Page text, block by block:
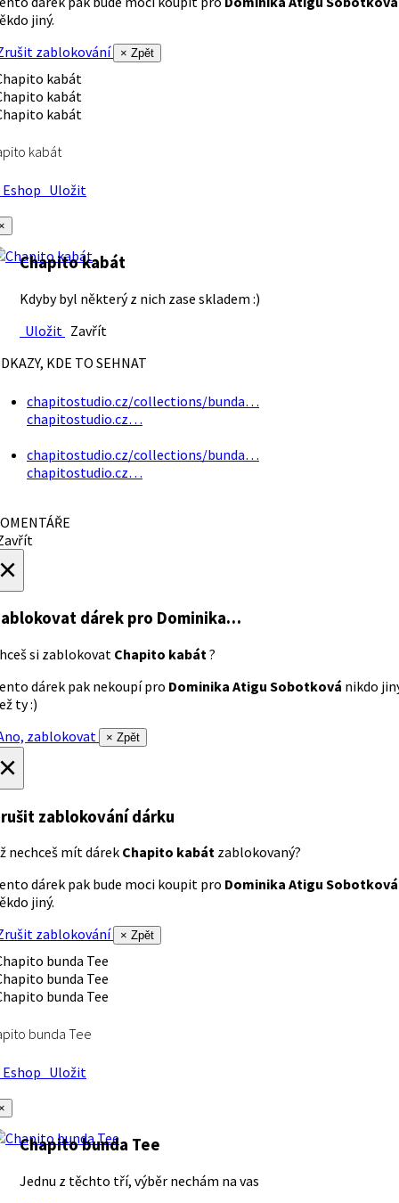
jiný.
zablokování
× Zpět
kabát
Uložit
Chapito kabát
Kdyby byl některý z nich zase skladem :)
Uložit Zavřít
KDE TO SEHNAT
chapitostudio.cz/collections/bunda…
chapitostudio.cz…
chapitostudio.cz/collections/bunda…
chapitostudio.cz…
dárek pro Dominika…
si zablokovat Chapito kabát ?
dárek pak nekoupí pro Dominika Atigu Sobotková nikdo
ty :)
zablokovat
× Zpět
zablokování dárku
nechceš mít dárek Chapito kabát zablokovaný?
dárek pak bude moci koupit pro Dominika Atigu Sobotková
jiný.
zablokování
× Zpět
bunda Tee
Uložit
Chapito bunda Tee
Jednu z těchto tří, výběr nechám na vas